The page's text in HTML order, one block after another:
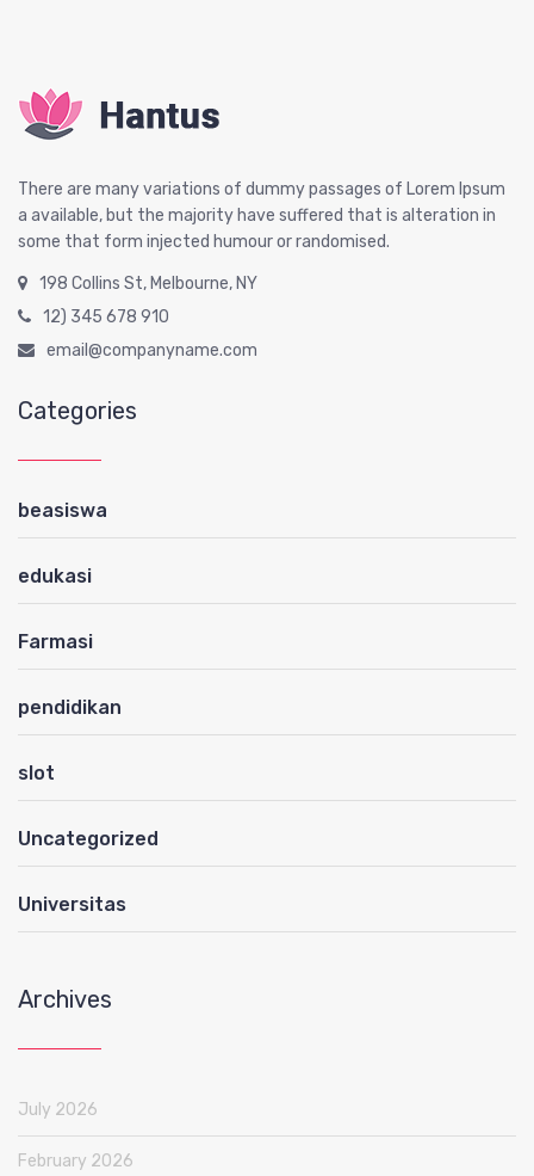
There are many variations of dummy passages of Lorem Ipsum
a available, but the majority have suffered that is alteration in
some that form injected humour or randomised.
198 Collins St, Melbourne, NY
12) 345 678 910
email@companyname.com
Categories
beasiswa
edukasi
Farmasi
pendidikan
slot
Uncategorized
Universitas
Archives
July 2026
February 2026